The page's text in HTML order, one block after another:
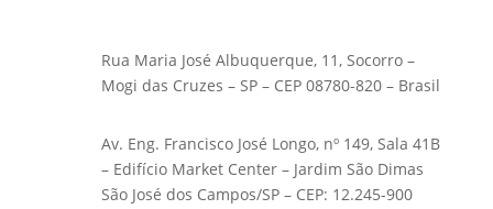
Rua Maria José Albuquerque, 11, Socorro –
Mogi das Cruzes – SP – CEP 08780-820 – Brasil
Av. Eng. Francisco José Longo, nº 149, Sala 41B
– Edifício Market Center – Jardim São Dimas
São José dos Campos/SP – CEP: 12.245-900